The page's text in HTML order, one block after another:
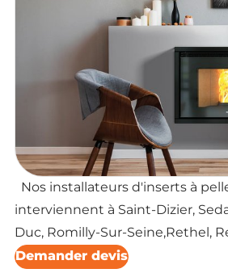
Nos installateurs d'inserts à
interviennent à Saint-Dizier,
Duc, Romilly-Sur-Seine,Rethel,
Demander devis